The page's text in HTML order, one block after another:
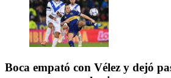
Boca empató con Vélez y dejó